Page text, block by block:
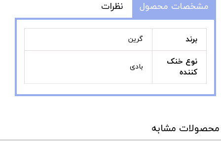
مشخصات محصول نظرات
برند گرین
نوع خنک
کننده
بادی
محصولات مشابه